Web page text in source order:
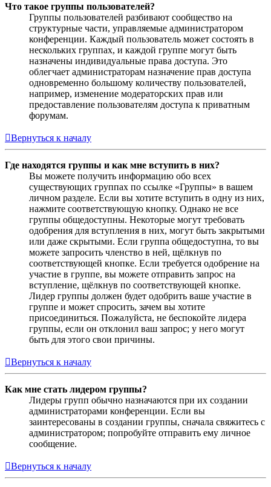
Что такое группы пользователей?
Группы пользователей разбивают сообщество на
структурные части, управляемые администратором
конференции. Каждый пользователь может состоять в
нескольких группах, и каждой группе могут быть
назначены индивидуальные права доступа. Это
облегчает администраторам назначение прав доступа
одновременно большому количеству пользователей,
например, изменение модераторских прав или
предоставление пользователям доступа к приватным
форумам.
Вернуться к началу
Где находятся группы и как мне вступить в них?
Вы можете получить информацию обо всех
существующих группах по ссылке «Группы» в вашем
личном разделе. Если вы хотите вступить в одну из них,
нажмите соответствующую кнопку. Однако не все
группы общедоступны. Некоторые могут требовать
одобрения для вступления в них, могут быть закрытыми
или даже скрытыми. Если группа общедоступна, то вы
можете запросить членство в ней, щёлкнув по
соответствующей кнопке. Если требуется одобрение на
участие в группе, вы можете отправить запрос на
вступление, щёлкнув по соответствующей кнопке.
Лидер группы должен будет одобрить ваше участие в
группе и может спросить, зачем вы хотите
присоединиться. Пожалуйста, не беспокойте лидера
группы, если он отклонил ваш запрос; у него могут
быть для этого свои причины.
Вернуться к началу
Как мне стать лидером группы?
Лидеры групп обычно назначаются при их создании
администраторами конференции. Если вы
заинтересованы в создании группы, сначала свяжитесь с
администратором; попробуйте отправить ему личное
сообщение.
Вернуться к началу